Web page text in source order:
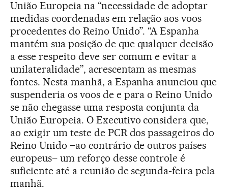
União Europeia na “necessidade de adoptar
medidas coordenadas em relação aos voos
procedentes do Reino Unido”. “A Espanha
mantém sua posição de que qualquer decisão
a esse respeito deve ser comum e evitar a
unilateralidade”, acrescentam as mesmas
fontes. Nesta manhã, a Espanha anunciou que
suspenderia os voos de e para o Reino Unido
se não chegasse uma resposta conjunta da
União Europeia. O Executivo considera que,
ao exigir um teste de PCR dos passageiros do
Reino Unido –ao contrário de outros países
europeus– um reforço desse controle é
suficiente até a reunião de segunda-feira pela
manhã.